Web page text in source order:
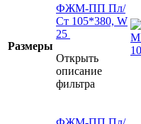
Размеры
ФЖМ-ПП Пл/
Ст 105*380, W
25
Открыть
описание
фильтра